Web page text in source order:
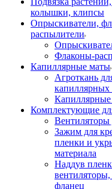
колышки, клипсы
Опрыскиватели,
распылители
Флаконы-
Капиллярные маты
Агроткань
капиллярных
Комплектующие
Вентиляторы
Зажим для
пленки и
материала
Наддув
вентиляторы,
фланец